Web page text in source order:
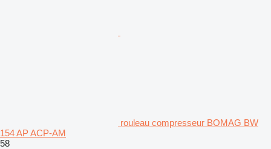
rouleau compresseur BOMAG BW
154 AP ACP-AM
58